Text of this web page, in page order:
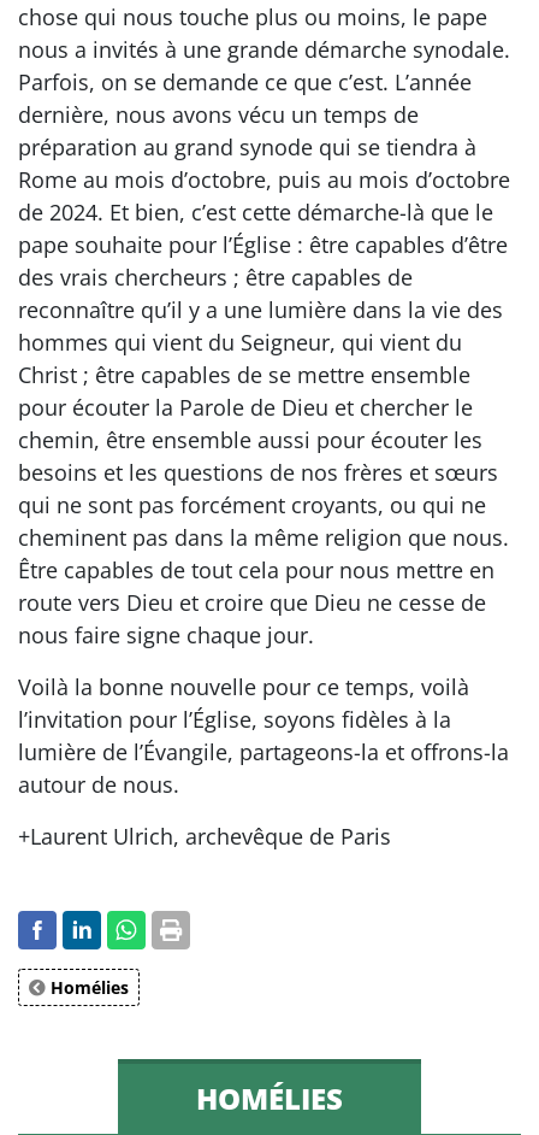
chose qui nous touche plus ou moins, le pape
nous a invités à une grande démarche synodale.
Parfois, on se demande ce que c’est. L’année
dernière, nous avons vécu un temps de
préparation au grand synode qui se tiendra à
Rome au mois d’octobre, puis au mois d’octobre
de 2024. Et bien, c’est cette démarche-là que le
pape souhaite pour l’Église : être capables d’être
des vrais chercheurs ; être capables de
reconnaître qu’il y a une lumière dans la vie des
hommes qui vient du Seigneur, qui vient du
Christ ; être capables de se mettre ensemble
pour écouter la Parole de Dieu et chercher le
chemin, être ensemble aussi pour écouter les
besoins et les questions de nos frères et sœurs
qui ne sont pas forcément croyants, ou qui ne
cheminent pas dans la même religion que nous.
Être capables de tout cela pour nous mettre en
route vers Dieu et croire que Dieu ne cesse de
nous faire signe chaque jour.
Voilà la bonne nouvelle pour ce temps, voilà
l’invitation pour l’Église, soyons fidèles à la
lumière de l’Évangile, partageons-la et offrons-la
autour de nous.
+Laurent Ulrich, archevêque de Paris
Homélies
HOMÉLIES